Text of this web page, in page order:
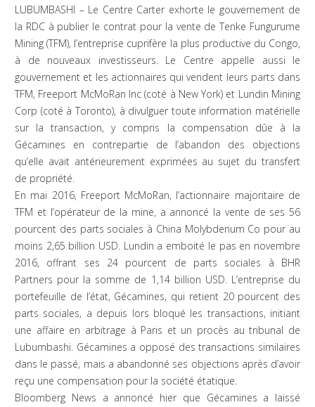
LUBUMBASHI – Le Centre Carter exhorte le gouvernement de
la RDC à publier le contrat pour la vente de Tenke Fungurume
Mining (TFM), l’entreprise cuprifère la plus productive du Congo,
à de nouveaux investisseurs. Le Centre appelle aussi le
gouvernement et les actionnaires qui vendent leurs parts dans
TFM, Freeport McMoRan Inc (coté à New York) et Lundin Mining
Corp (coté à Toronto), à divulguer toute information matérielle
sur la transaction, y compris la compensation dûe à la
Gécamines en contrepartie de l’abandon des objections
qu’elle avait antérieurement exprimées au sujet du transfert
de propriété.
En mai 2016, Freeport McMoRan, l’actionnaire majoritaire de
TFM et l’opérateur de la mine, a annoncé la vente de ses 56
pourcent des parts sociales à China Molybdenum Co pour au
moins 2,65 billion USD. Lundin a emboité le pas en novembre
2016, offrant ses 24 pourcent de parts sociales à BHR
Partners pour la somme de 1,14 billion USD. L’entreprise du
portefeuille de l’état, Gécamines, qui retient 20 pourcent des
parts sociales, a depuis lors bloqué les transactions, initiant
une affaire en arbitrage à Paris et un procès au tribunal de
Lubumbashi. Gécamines a opposé des transactions similaires
dans le passé, mais a abandonné ses objections après d’avoir
reçu une compensation pour la société étatique.
Bloomberg News a annoncé hier que Gécamines a laissé